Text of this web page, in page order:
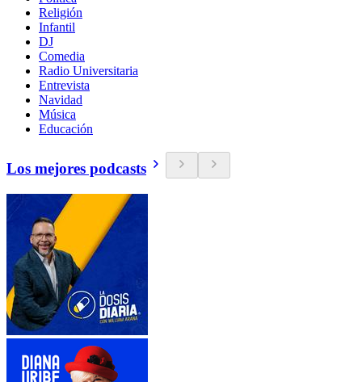
Religión
Infantil
DJ
Comedia
Radio Universitaria
Entrevista
Navidad
Música
Educación
Los mejores podcasts